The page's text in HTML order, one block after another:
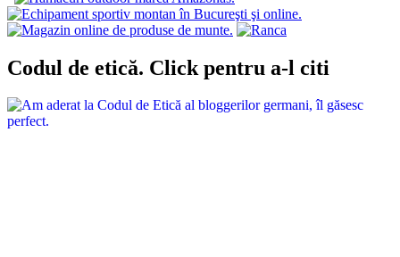
Codul de etică. Click pentru a-l citi